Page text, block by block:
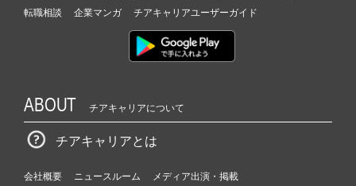
転職相談
企業マンガ チアキャリアユーザーガイド
ABOUT チアキャリアについて
チアキャリアとは
会社概要 ニュースルーム
メディア出演・掲載